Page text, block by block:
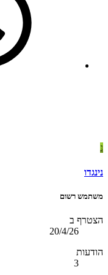
נ
נינגדו
משתמש רשום
הצטרף ב
20/4/26
הודעות
3